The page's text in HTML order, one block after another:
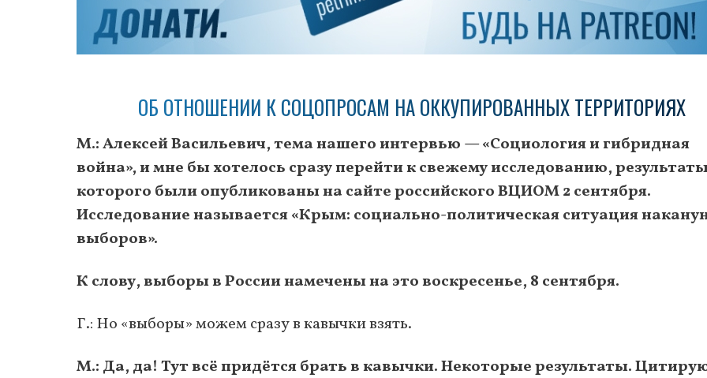
ОБ ОТНОШЕНИИ К СОЦОПРОСАМ НА ОККУПИРОВАННЫХ ТЕРРИТОРИЯХ
М.: Алексей Васильевич, тема нашего интервью — «Социология и гибридная
война», и мне бы хотелось сразу перейти к свежему исследованию,
которого были опубликованы на сайте российского ВЦИОМ 2 сентября.
Исследование называется «Крым: социально-политическая ситуация
выборов».
К слову, выборы в России намечены на это воскресенье, 8 сентября.
Г.: Но «выборы» можем сразу в кавычки взять.
М.: Да, да! Тут всё придётся брать в кавычки. Некоторые результаты.